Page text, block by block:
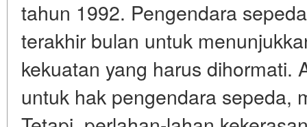
tahun 1992. Pengendara
terakhir bulan untuk
kekuatan yang harus dihormati.
untuk hak pengendara sepeda,